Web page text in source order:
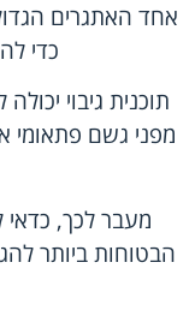
אחד האתגרים
כדי
תוכנית גיבוי
מפני גשם פתאומי
מעבר לכך,
הבטוחות ביותר